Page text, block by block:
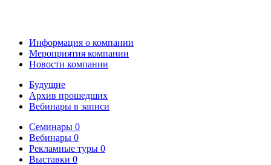
Информация о компании
Мероприятия компании
Новости компании
Будущие
Архив прошедших
Вебинары в записи
Семинары 0
Вебинары 0
Рекламные туры 0
Выставки 0